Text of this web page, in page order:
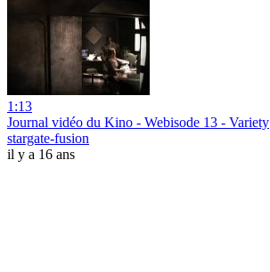
1:13
Journal vidéo du Kino - Webisode 13 - Variety
stargate-fusion
il y a 16 ans